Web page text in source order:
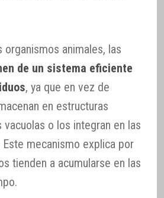
animales, las
de un sistema eficiente
, ya que en vez de
en estructuras
o los integran en las
mecanismo explica por
tienden a acumularse en las